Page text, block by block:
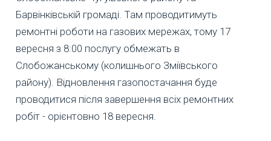
Барвінківській громаді. Там проводитимуть
ремонтні роботи на газових мережах, тому 17
вересня з 8:00 послугу обмежать в
Слобожанському (колишнього Зміївського
району). Відновлення газопостачання буде
проводитися після завершення всіх ремонтних
робіт - орієнтовно 18 вересня.